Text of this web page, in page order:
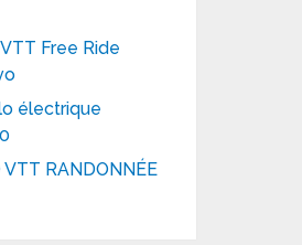
Free Ride
électrique
VTT RANDONNÉE